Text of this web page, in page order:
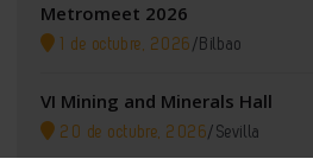
Metromeet 2026
1 de octubre, 2026 / Bilbao
VI Mining and Minerals Hall
20 de octubre, 2026/ Sevilla